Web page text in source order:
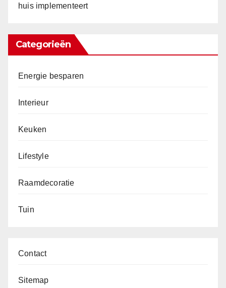
huis implementeert
Categorieën
Energie besparen
Interieur
Keuken
Lifestyle
Raamdecoratie
Tuin
Contact
Sitemap